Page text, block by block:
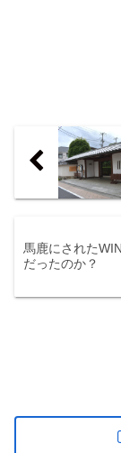
馬鹿にされた
だったのか？